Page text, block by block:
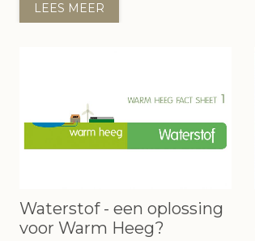
LEES MEER
Waterstof - een oplossing
voor Warm Heeg?